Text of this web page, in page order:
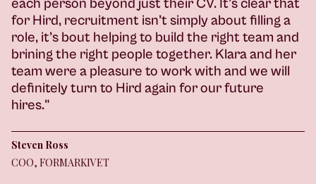
each person beyond just their CV. It’s clear that
for Hird, recruitment isn’t simply about filling a
role, it’s bout helping to build the right team and
brining the right people together. Klara and her
team were a pleasure to work with and we will
definitely turn to Hird again for our future
hires."
Steven Ross
COO, FORMARKIVET